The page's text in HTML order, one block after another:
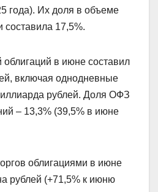
года). Их доля в объеме
составила 17,5%.
в июне составил
включая однодневные
рублей. Доля ОФЗ
– 13,3% (39,5% в июне
облигациями в июне
рублей (+71,5% к июню